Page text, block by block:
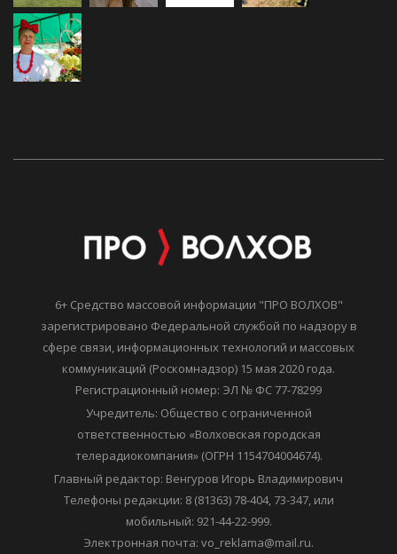
6+ Средство массовой информации "ПРО ВОЛХОВ"
зарегистрировано Федеральной службой по надзору в
сфере связи, информационных технологий и массовых
коммуникаций (Роскомнадзор) 15 мая 2020 года.
Регистрационный номер: ЭЛ № ФС 77-78299
Учредитель: Общество с ограниченной
ответственностью «Волховская городская
телерадиокомпания» (ОГРН 1154704004674).
Главный редактор: Венгуров Игорь Владимирович
Телефоны редакции: 8 (81363) 78-404, 73-347, или